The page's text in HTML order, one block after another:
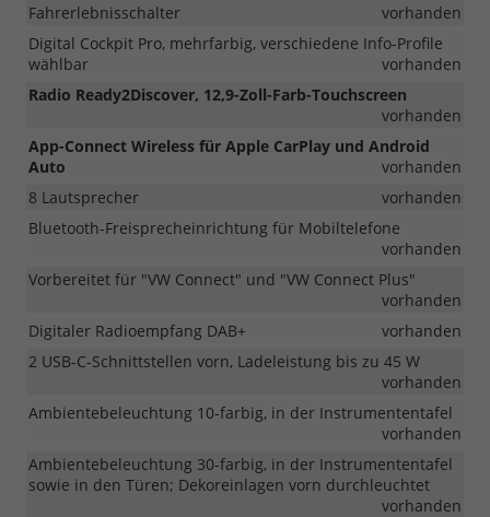
Fahrerlebnisschalter
vorhanden
Digital Cockpit Pro, mehrfarbig, verschiedene Info-Profile
wählbar
vorhanden
Radio Ready2Discover, 12,9-Zoll-Farb-Touchscreen
vorhanden
App-Connect Wireless für Apple CarPlay und Android
Auto
vorhanden
8 Lautsprecher
vorhanden
Bluetooth-Freisprecheinrichtung für Mobiltelefone
vorhanden
Vorbereitet für "VW Connect" und "VW Connect Plus"
vorhanden
Digitaler Radioempfang DAB+
vorhanden
2 USB-C-Schnittstellen vorn, Ladeleistung bis zu 45 W
vorhanden
Ambientebeleuchtung 10-farbig, in der Instrumententafel
vorhanden
Ambientebeleuchtung 30-farbig, in der Instrumententafel
sowie in den Türen; Dekoreinlagen vorn durchleuchtet
vorhanden